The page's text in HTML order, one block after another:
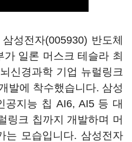
삼성전자(005930) 반도체
일론 머스크 테슬라 최
신경과학 기업 뉴럴링크
발에 착수했습니다. 삼성
공지능 칩 AI6, AI5 등 대
링크 칩까지 개발하며 머
는 모습입니다. 삼성전자